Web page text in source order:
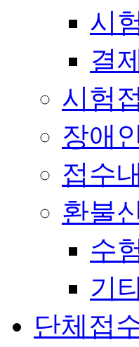
시
결
시험
장애
접수
환불
수
기
단체접